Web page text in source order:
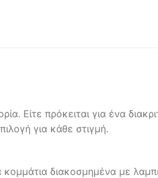
Είτε πρόκειται για ένα
για κάθε στιγμή.
διακοσμημένα με